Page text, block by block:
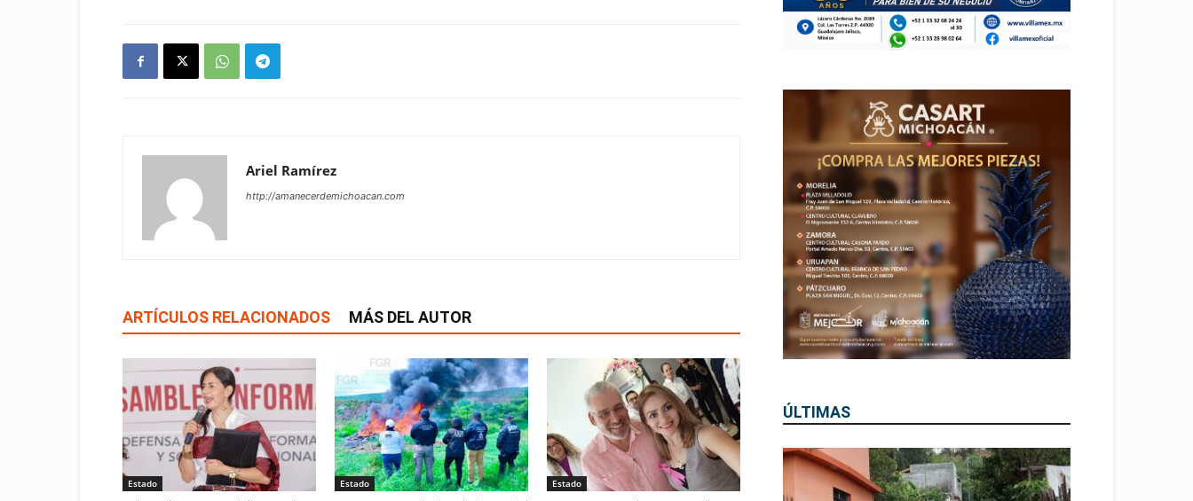
Ariel Ramírez
http://amanecerdemichoacan.com
ARTÍCULOS RELACIONADOS MÁS DEL AUTOR
Estado Estado Estado
ÚLTIMAS